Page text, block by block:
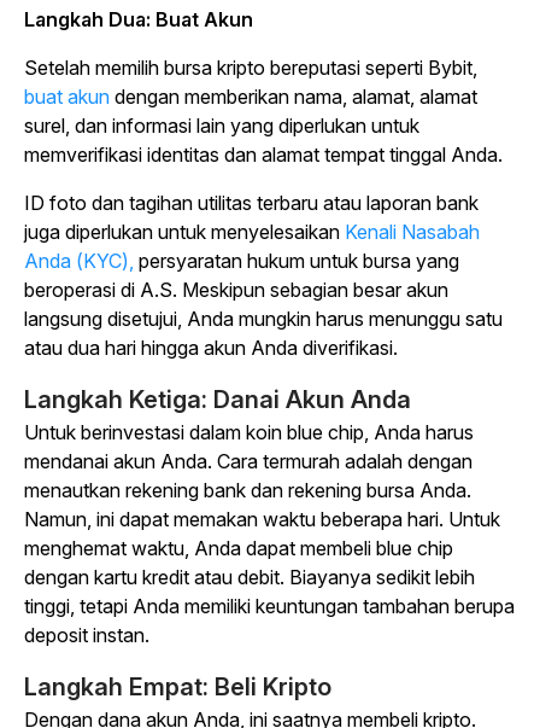
Langkah Dua: Buat Akun
Setelah memilih bursa kripto bereputasi seperti Bybit,
buat akun dengan memberikan nama, alamat, alamat
surel, dan informasi lain yang diperlukan untuk
memverifikasi identitas dan alamat tempat tinggal Anda.
ID foto dan tagihan utilitas terbaru atau laporan bank
juga diperlukan untuk menyelesaikan Kenali Nasabah
Anda (KYC), persyaratan hukum untuk bursa yang
beroperasi di A.S. Meskipun sebagian besar akun
langsung disetujui, Anda mungkin harus menunggu satu
atau dua hari hingga akun Anda diverifikasi.
Langkah Ketiga: Danai Akun Anda
Untuk berinvestasi dalam koin blue chip, Anda harus
mendanai akun Anda. Cara termurah adalah dengan
menautkan rekening bank dan rekening bursa Anda.
Namun, ini dapat memakan waktu beberapa hari. Untuk
menghemat waktu, Anda dapat membeli blue chip
dengan kartu kredit atau debit. Biayanya sedikit lebih
tinggi, tetapi Anda memiliki keuntungan tambahan berupa
deposit instan.
Langkah Empat: Beli Kripto
Dengan dana akun Anda, ini saatnya membeli kripto.